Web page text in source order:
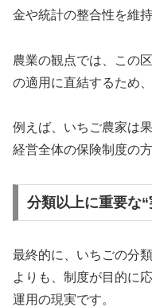
金や統計の整合性を維
農業の観点では、この
の適用に直結するため
例えば、いちご農家は
経営全体の保険制度の
分類以上に重要な
最終的に、いちごの分
よりも、制度が目的に
運用の現実です。